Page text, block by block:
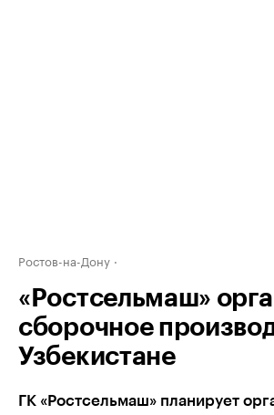
Ростов-на-Дону
«Ростсельмаш»
сборочное
Узбекистане
ГК «Ростсельмаш» планирует